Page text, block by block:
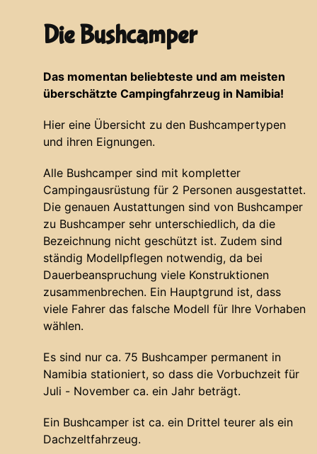
Die Bushcamper
Das momentan beliebteste und am meisten
überschätzte Campingfahrzeug in Namibia!
Hier eine Übersicht zu den Bushcampertypen
und ihren Eignungen.
Alle Bushcamper sind mit kompletter
Campingausrüstung für 2 Personen ausgestattet.
Die genauen Austattungen sind von Bushcamper
zu Bushcamper sehr unterschiedlich, da die
Bezeichnung nicht geschützt ist. Zudem sind
ständig Modellpflegen notwendig, da bei
Dauerbeanspruchung viele Konstruktionen
zusammenbrechen. Ein Hauptgrund ist, dass
viele Fahrer das falsche Modell für Ihre Vorhaben
wählen.
Es sind nur ca. 75 Bushcamper permanent in
Namibia stationiert, so dass die Vorbuchzeit für
Juli - November ca. ein Jahr beträgt.
Ein Bushcamper ist ca. ein Drittel teurer als ein
Dachzeltfahrzeug.